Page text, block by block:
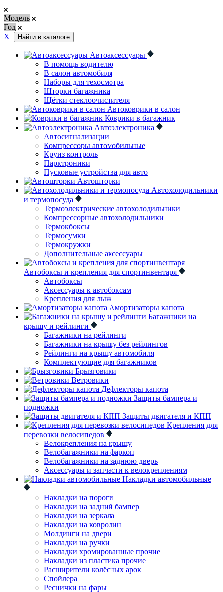
Модель
Год
Х
Найти в каталоге
Автоаксессуары
В помощь водителю
В салон автомобиля
Наборы для техосмотра
Шторки багажника
Щётки стеклоочистителя
Автоковрики в салон
Коврики в багажник
Автоэлектроника
Автосигнализации
Компрессоры автомобильные
Круиз контроль
Парктроники
Пусковые устройства для авто
Автошторки
Автохолодильники
и термопосуда
Термоэлектрические автохолодильники
Компрессорные автохолодильники
Термокбоксы
Термосумки
Термокружки
Дополнительные аксессуары
Автобоксы и крепления для спортинвентаря
Автобоксы
Аксессуары к автобоксам
Крепления для лыж
Амортизаторы капота
Багажники на
крышу и рейлинги
Багажники на рейлинги
Багажники на крышу без рейлингов
Рейлинги на крышу автомобиля
Комплектующие для багажников
Брызговики
Ветровики
Дефлекторы капота
Защиты бампера и
подножки
Защиты двигателя и КПП
Крепления для
перевозки велосипедов
Велокрепления на крышу
Велобагажники на фаркоп
Велобагажники на заднюю дверь
Аксессуары и запчасти к велокреплениям
Накладки автомобильные
Накладки на пороги
Накладки на задний бампер
Накладки на зеркала
Накладки на ковролин
Молдинги на двери
Накладки на ручки
Накладки хромированные прочие
Накладки из пластика прочие
Расширители колёсных арок
Спойлера
Реснички на фары